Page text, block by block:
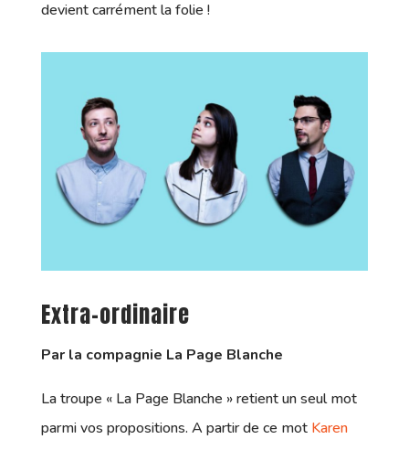
devient carrément la folie !
Extra-ordinaire
Par la compagnie La Page Blanche
La troupe « La Page Blanche » retient un seul mot
parmi vos propositions. A partir de ce mot Karen